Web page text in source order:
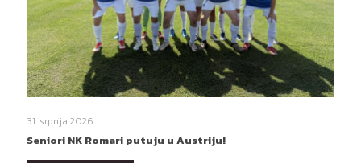
31. srpnja 2026.
Seniori NK Romari putuju u Austriju!